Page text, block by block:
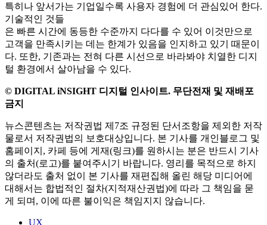
특히나 앞서가는 기업일수록 사용자 경험에 더 관심있어 한다.
기술적인 것들
은 빠른 시간에 동등한 수준까지 다다를 수 있어 이것만으로
고객을 만족시키는 데는 한계가 있음을 인지하고 있기 때문이
다. 또한, 기존과는 전혀 다른 시선으로 바라봐야 치열한 디지
털 환경에서 살아남을 수 있다.
© DIGITAL iNSIGHT 디지털 인사이트. 무단전재 및 재배포
금지
뉴스콘텐츠는 저작권법 제7조 규정된 단서조항을 제외한 저작
물로서 저작권법의 보호대상입니다. 본 기사를 개인블로그 및
홈페이지, 카페 등에 게재(링크)를 원하시는 분은 반드시 기사
의 출처(로고)를 붙여주시기 바랍니다. 영리를 목적으로 하지
않더라도 출처 없이 본 기사를 재편집해 올린 해당 미디어에
대해서는 합법적인 절차(지적재산권법)에 따라 그 책임을 묻
게 되며, 이에 따른 불이익은 책임지지 않습니다.
UX